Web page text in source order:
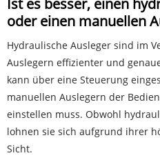
Ist es besser, einen
oder einen manuellen
Hydraulische Ausleger sind im
Auslegern effizienter und
kann über eine Steuerung
manuellen Auslegern der
einstellen muss. Obwohl
lohnen sie sich aufgrund ihrer
Sicht.